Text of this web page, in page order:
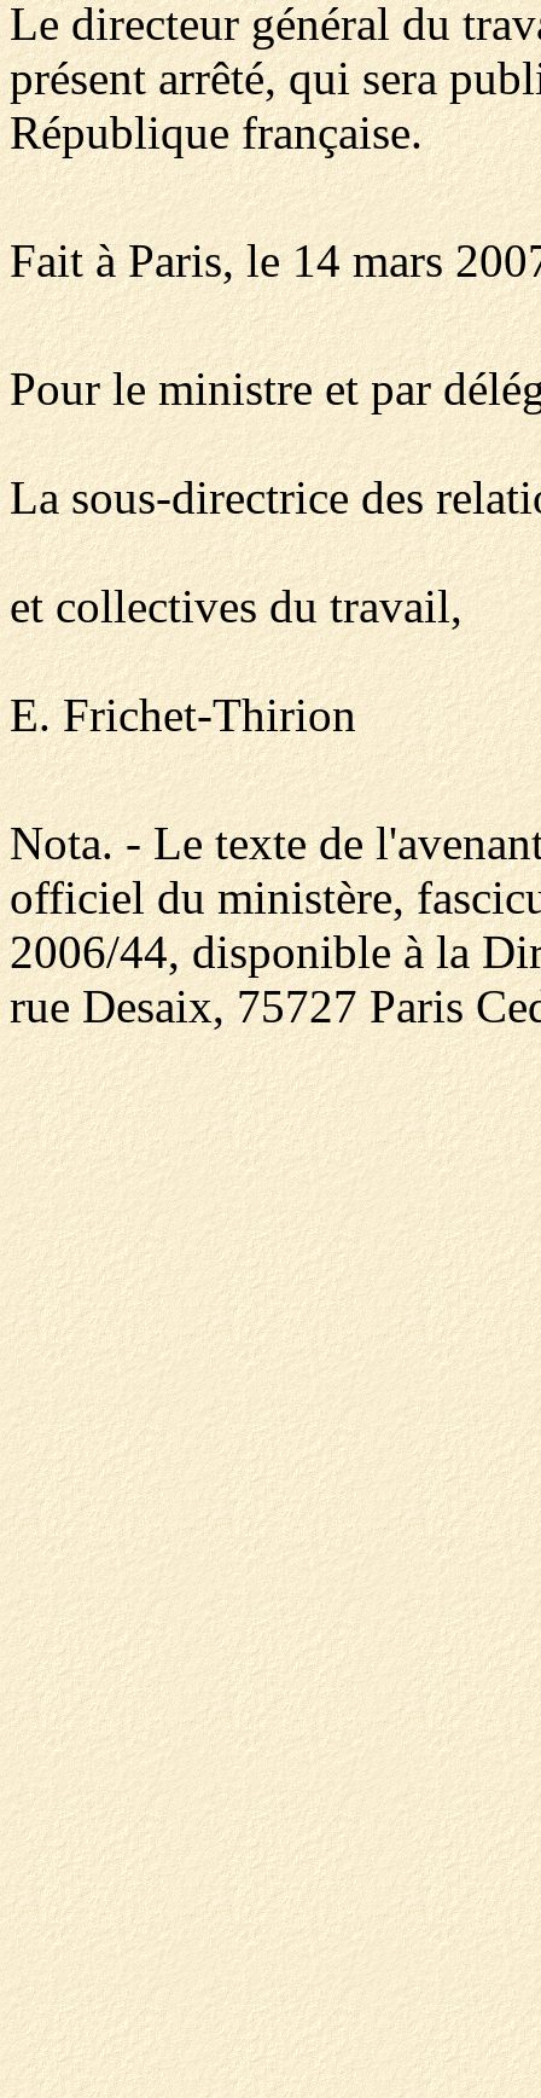
Le directeur général du
présent arrêté, qui sera
République française.
Fait à Paris, le 14 mars
Pour le ministre et par
La sous-directrice des
et collectives du travail,
E. Frichet-Thirion
Nota. - Le texte de
officiel du ministère,
2006/44, disponible à la
rue Desaix, 75727 Paris